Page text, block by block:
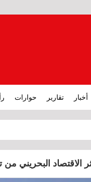
أخبار تقارير حوارات
الاقتصاد البحريني